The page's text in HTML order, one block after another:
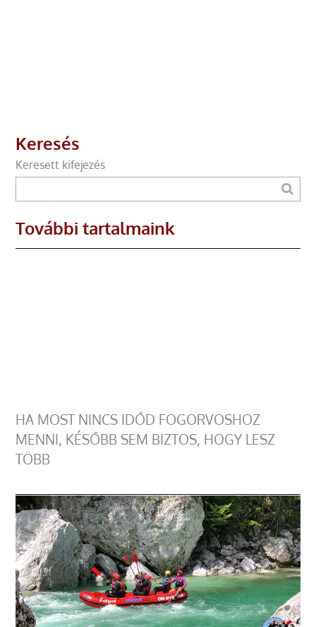
Keresés
Keresett kifejezés
További tartalmaink
HA MOST NINCS IDŐD FOGORVOSHOZ
MENNI, KÉSŐBB SEM BIZTOS, HOGY LESZ
TÖBB